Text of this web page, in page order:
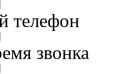
телефон
звонка